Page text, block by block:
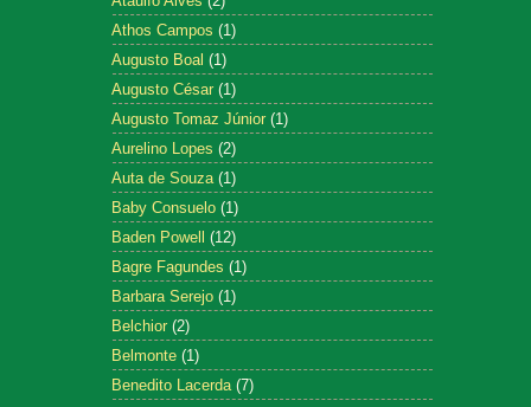
Athos Campos (1)
Augusto Boal (1)
Augusto César (1)
Augusto Tomaz Júnior (1)
Aurelino Lopes (2)
Auta de Souza (1)
Baby Consuelo (1)
Baden Powell (12)
Bagre Fagundes (1)
Barbara Serejo (1)
Belchior (2)
Belmonte (1)
Benedito Lacerda (7)